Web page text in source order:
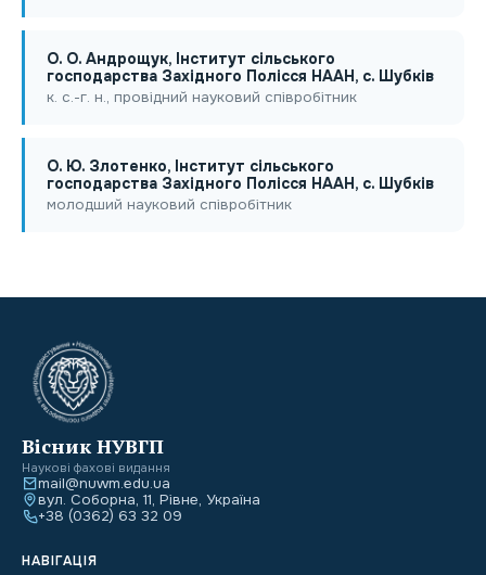
О. O. Андрощук, Інститут сільського
господарства Західного Полісся НААН, с. Шубків
к. с.-г. н., провідний науковий співробітник
О. Ю. Злотенко, Інститут сільського
господарства Західного Полісся НААН, с. Шубків
молодший науковий співробітник
Вісник НУВГП
Наукові фахові видання
mail@nuwm.edu.ua
вул. Соборна, 11, Рівне, Україна
+38 (0362) 63 32 09
НАВІГАЦІЯ